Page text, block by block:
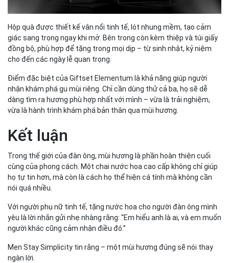
Hộp quà được thiết kế vân nổi tinh tế, lót nhung mềm, tạo cảm
giác sang trọng ngay khi mở. Bên trong còn kèm thiệp và túi giấy
đồng bộ, phù hợp để tặng trong mọi dịp – từ sinh nhật, kỷ niệm
cho đến các ngày lễ quan trọng.
Điểm đặc biệt của Giftset Elementum là khả năng giúp người
nhận khám phá gu mùi riêng. Chỉ cần dùng thử cả ba, họ sẽ dễ
dàng tìm ra hương phù hợp nhất với mình – vừa là trải nghiệm,
vừa là hành trình khám phá bản thân qua mùi hương.
Kết luận
Trong thế giới của đàn ông, mùi hương là phần hoàn thiện cuối
cùng của phong cách. Một chai nước hoa cao cấp không chỉ giúp
họ tự tin hơn, mà còn là cách họ thể hiện cá tính mà không cần
nói quá nhiều.
Với người phụ nữ tinh tế, tặng nước hoa cho người đàn ông mình
yêu là lời nhắn gửi nhẹ nhàng rằng: “Em hiểu anh là ai, và em muốn
người khác cũng cảm nhận điều đó.”
Men Stay Simplicity tin rằng – một mùi hương đúng sẽ nói thay
ngàn lời.